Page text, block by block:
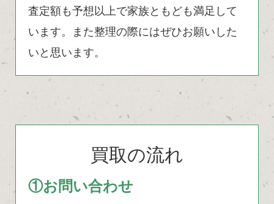
査定額も予想以上で家族ともども満足して
います。また整理の際にはぜひお願いした
いと思います。
買取の流れ
①お問い合わせ